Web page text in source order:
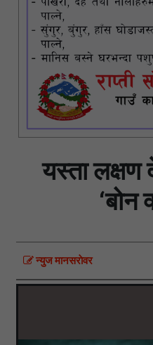
यस्ता
‘बोन
न्युज मानसराेवर